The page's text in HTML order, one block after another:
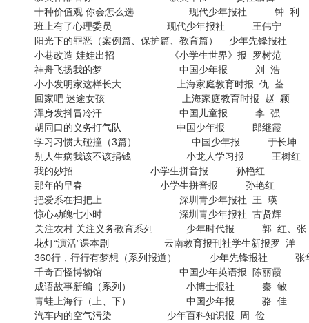
十种价值观 你会怎么选 现代少年报社 钟 利
班上有了心理委员 现代少年报社 王伟宁
阳光下的罪恶（案例篇、保护篇、教育篇） 少年先锋报
小巷改造 娃娃出招 《小学生世界》报 罗树范
神舟飞扬我的梦 中国少年报 刘 浩
小小发明家这样长大 上海家庭教育时报 仇 荃
回家吧 迷途女孩 上海家庭教育时报 赵 颖
浑身发抖冒冷汗 中国儿童报 李 强
胡同口的义务打气队 中国少年报 郎继霞
学习习惯大碰撞（3篇） 中国少年报 于长坤
别人生病我该不该捐钱 小龙人学习报 王树红
我的妙招 小学生拼音报 孙艳红
那年的早春 小学生拼音报 孙艳红
把爱系在扫把上 深圳青少年报社 王 瑛
惊心动魄七小时 深圳青少年报社 古贤辉
关注农村 关注义务教育系列 少年时代报 郭 红、张
花灯“演活”课本剧 云南教育报刊社学生新报罗 洋
360行，行行有梦想（系列报道） 少年先锋报社 张华
千奇百怪博物馆 中国少年英语报 陈丽霞
成语故事新编（系列） 小博士报社 秦 敏
青蛙上海行（上、下） 中国少年报 骆 佳
汽车内的空气污染 少年百科知识报 周 俭